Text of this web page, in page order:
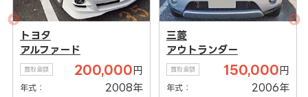
トヨタ
アルファード
買取金額 200,000 円
年式： 2008年
三菱
アウトランダー
買取金額 150,000 円
年式： 2006年